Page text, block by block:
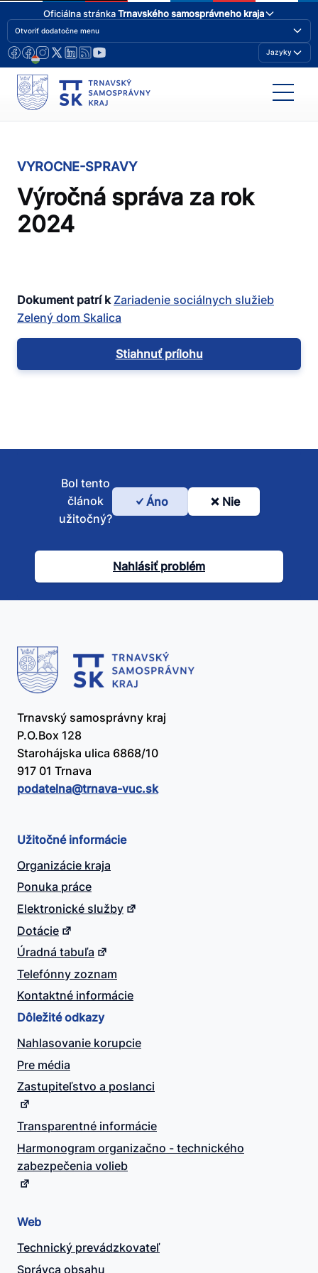
Oficiálna stránkaTrnavského samosprávneho kraja
Otvoriť dodatočne menu
Jazyky
VYROCNE-SPRAVY
Výročná správa za rok
2024
Dokument patrí k Zariadenie sociálnych služieb
Zelený dom Skalica
Stiahnuť prílohu
Bol
článok
užitočný?
Bol tento
článok
užitočný?
Áno Nie
Nahlásiť problém
Trnavský samosprávny kraj
P.O.Box 128
Starohájska ulica 6868/10
917 01 Trnava
podatelna@​trnava-vuc.sk
Užitočné informácie
Organizácie kraja
Ponuka práce
Elektronické služby
Dotácie
Úradná tabuľa
Telefónny zoznam
Kontaktné informácie
Dôležité odkazy
Nahlasovanie korupcie
Pre média
Zastupiteľstvo a poslanci
Transparentné informácie
Harmonogram organizačno - technického
zabezpečenia volieb
Web
Technický prevádzkovateľ
Správca obsahu